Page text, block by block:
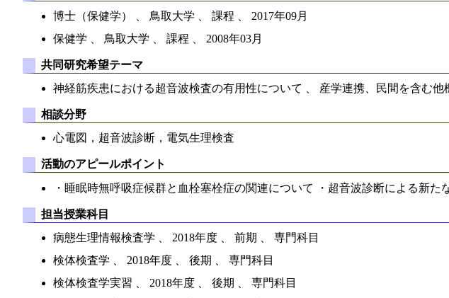
博士（保健学） 、 鳥取大学 、 課程 、 2017年09月
保健学 、 鳥取大学 、 課程 、 2008年03月
共同研究希望テーマ
神経筋疾患における超音波検査の有用性について 、 産学連携、民間を含む
相談分野
心電図，超音波診断，電気生理検査
活動のアピールポイント
・睡眠時無呼吸症候群と血栓塞栓症の関連について ・超音波診断による新
担当授業科目
病態生理情報検査学 、 2018年度 、 前期 、 専門科目
検体検査学 、 2018年度 、 後期 、 専門科目
検体検査学実習 、 2018年度 、 後期 、 専門科目